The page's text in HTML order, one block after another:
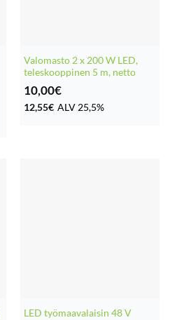
Valomasto 2 x 200 W LED,
teleskooppinen 5 m, netto
10,00€
12,55€ ALV 25,5%
LED työmaavalaisin 48 V